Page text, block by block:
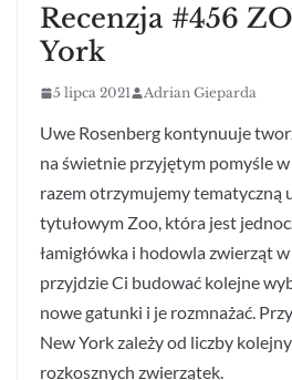
Recenzja #456
York
5 lipca 2021 Adrian Gieparda
Uwe Rosenberg kontynuuje
na świetnie przyjętym pomyśle
razem otrzymujemy tematyczną
tytułowym Zoo, która jest
łamigłówka i hodowla zwierząt
przyjdzie Ci budować kolejne
nowe gatunki i je rozmnażać.
New York zależy od liczby
rozkosznych zwierzątek.